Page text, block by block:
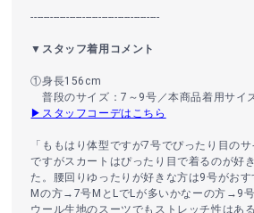
----------------------------------------
▼スタッフ着用コメント
①身長156cm
普段のサイズ：7～9号／本商品着用サイ
▶スタッフコーデはこちら
「ももはり体型ですが7号でぴったり目の
ですがスカートはぴったり目で着るのが好
た。腰回りゆったりが好きな方は9号がお
Mの方→7号MとLでLが多いかなーの方→9号
ウール生地のスーツでもストレッチ性はあ